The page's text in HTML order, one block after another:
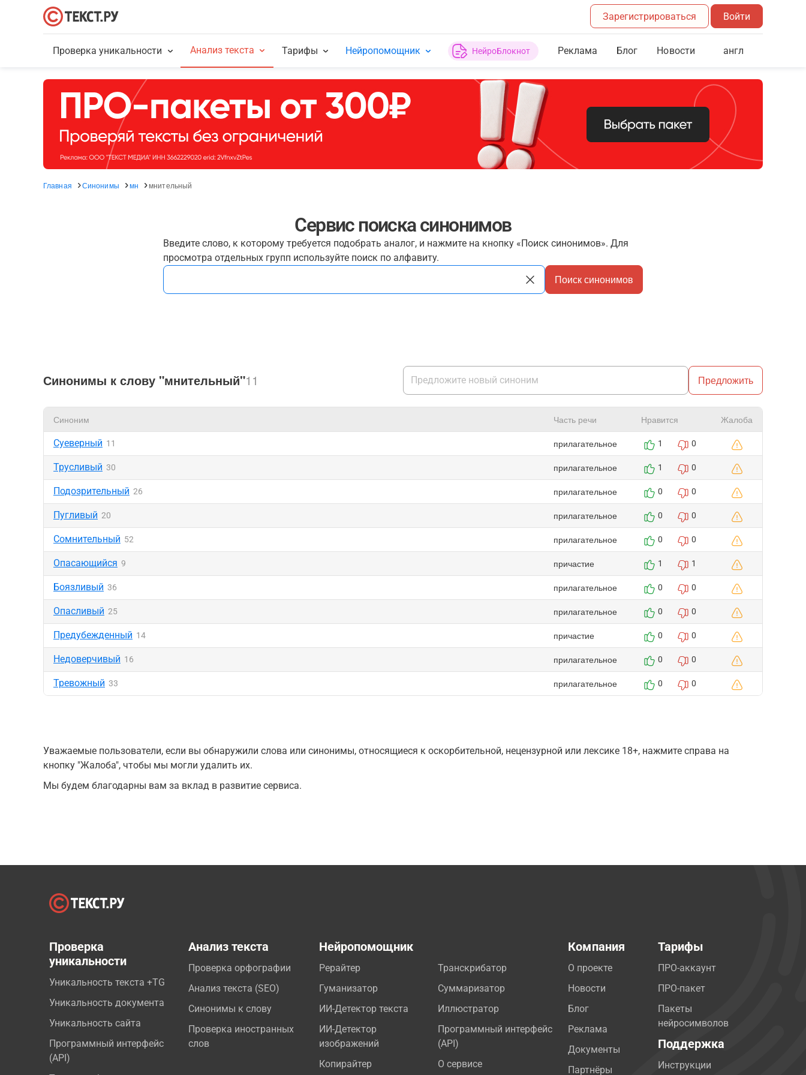
Зарегистрироваться Войти
Проверка уникальности Анализ текста Тарифы Нейропомощник НейроБлокнот Реклама Блог Новости англ
Главная Синонимы мн мнительный
Сервис поиска синонимов
Введите слово, к которому требуется подобрать аналог, и нажмите на кнопку «Поиск синонимов». Для
просмотра отдельных групп используйте поиск по алфавиту.
Поиск синонимов
Синонимы к слову "мнительный"11 Предложить
Синоним Часть речи Нравится Жалоба
Суеверный 11 прилагательное 1 0
Трусливый 30 прилагательное 1 0
Подозрительный 26 прилагательное 0 0
Пугливый 20 прилагательное 0 0
Сомнительный 52 прилагательное 0 0
Опасающийся 9 причастие 1 1
Боязливый 36 прилагательное 0 0
Опасливый 25 прилагательное 0 0
Предубежденный 14 причастие 0 0
Недоверчивый 16 прилагательное 0 0
Тревожный 33 прилагательное 0 0
Уважаемые пользователи, если вы обнаружили слова или синонимы, относящиеся к оскорбительной, нецензурной или лексике 18+, нажмите справа на
кнопку "Жалоба", чтобы мы могли удалить их.
Мы будем благодарны вам за вклад в развитие сервиса.
Проверка
уникальности
Уникальность текста +TG
Уникальность документа
Уникальность сайта
Программный интерфейс
(API)
Анализ текста
Проверка орфографии
Анализ текста (SEO)
Синонимы к слову
Проверка иностранных
слов
Нейропомощник
Рерайтер
Гуманизатор
ИИ-Детектор текста
ИИ-Детектор
изображений
Копирайтер
Транскрибатор
Суммаризатор
Иллюстратор
Программный интерфейс
(API)
О сервисе
Компания
О проекте
Новости
Блог
Реклама
Документы
Партнёры
Тарифы
ПРО-аккаунт
ПРО-пакет
Пакеты
нейросимволов
Поддержка
Инструкции